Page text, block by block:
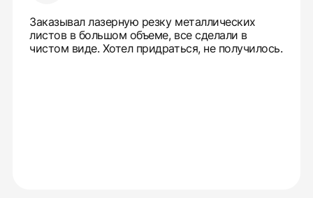
Заказывал лазерную резку металлических
листов в большом объеме, все сделали в
чистом виде. Хотел придраться, не получилось.